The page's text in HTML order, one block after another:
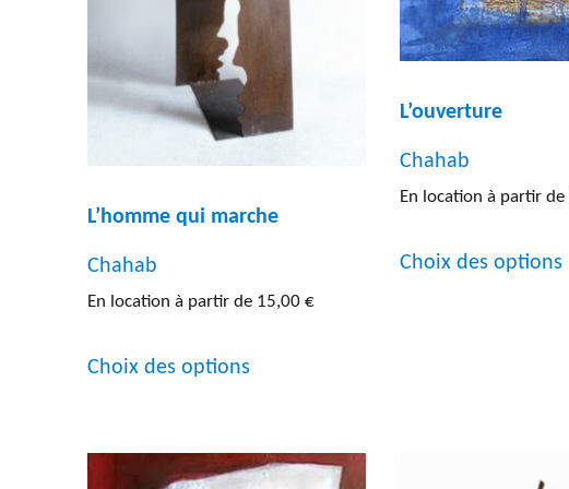
L’homme qui marche
Chahab
En location à partir de 15,00€
Choix des options
plusieurs
L’ouverture
Chahab
En location à partir de
Choix des options